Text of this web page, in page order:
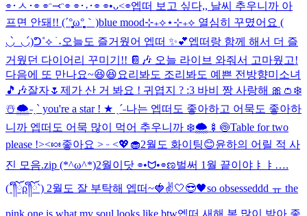
⌯･ㅅ･⌯ ⌯ᵔ⤙ᵔ⌯ ⌯･˕･⌯ ⌯•ᴗ<⌯엡떠 보고 싶다,, 날씨 추우니까 아
프면 안돼!! (´°̥̥̥̥̥̥̥̥ω°̥̥̥̥̥̥̥̥｀)blue mood⊹₊⟡⋆⊹₊⟡ 열심히 꾸몄어요 (
◡̀_◡́)ᕤ˚⟡ ࣪ ˖오늘도 즐거웠어 엡떠 ✨💕엡떠랑 함께 해서 더 즐
거웠던 다이어리 꾸미기!! 📔🎶 오늘 라이브 와줘서 고마웠고!
다음에 또 만나요~😆😆요리봐도 조리봐도 예쁜 전방향미소녀
🎵🎶잘자🌷 제가 산 거 봐요 ! 귀엽지 ? :3 바비 짱 사랑해 🎀👛 ❄️
☃️🌨️˗ˏˋ you're a star ! ★ ˎˊ˗나는 엡떠도 좋아하고 어묵도 좋아하
니까 엡떠도 어묵 많이 먹어 추우니까 ❄️🌨️🍢🍥Table for two
please !><🍬좋아요 ˃ ᵕ ˂💖🧁2월도 화이팅😊윤하의 어릴 적 사
진 모음.zip (*^ω^*)2월이닷 ⌯•ᗢ•⌯ಣ벌써 1월 끝이야ㅑㅑ….
(´༎ຶོρ༎ຶོ`) 2월도 잘 부탁해 엡떠~🍓✌️🤍😎🖤so obsesseddd ㅠ the
pink one is what my soul looks like btw엡떠 새해 복 많이 받아 좋